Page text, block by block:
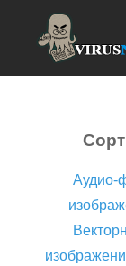
Аудио-